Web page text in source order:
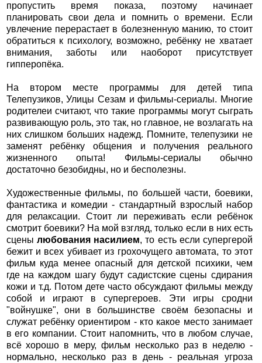
пропустить время показа, поэтому начинает
планировать свои дела и помнить о времени. Если
увлечение перерастает в болезненную манию, то стоит
обратиться к психологу, возможно, ребёнку не хватает
внимания, заботы или наоборот присутствует
гипперопёка.
На втором месте программы для детей типа
Телепузиков, Улицы Сезам и фильмы-сериалы. Многие
родителеи считают, что такие программы могут сыграть
развивающую роль, это так, но главное, не возлагать на
них слишком больших надежд. Помните, телепузики не
заменят ребёнку общения и получения реального
жизненного опыта! Фильмы-сериалы обычно
достаточно безобидны, но и бесполезны.
Художественные фильмы, по большей части, боевики,
фантастика и комедии - стандартный взрослый набор
для релаксации. Стоит ли переживать если ребёнок
смотрит боевики? На мой взгляд, только если в них есть
сцены любования насилием, то есть если супергерой
бежит и всех убивает из грохочущего автомата, то этот
фильм куда менее опасный для детской психики, чем
где на каждом шагу будут садистские сцены сдирания
кожи и т.д. Потом дете часто обсуждают фильмы между
собой и играют в супергероев. Эти игры сродни
"войнушке", они в большинстве своём безопасны и
служат ребёнку ориентиром - кто какое место занимает
в его компании. Стоит напомнить, что в любом случае,
всё хорошо в меру, фильм несколько раз в неделю -
нормально, несколько раз в день - реальная угроза